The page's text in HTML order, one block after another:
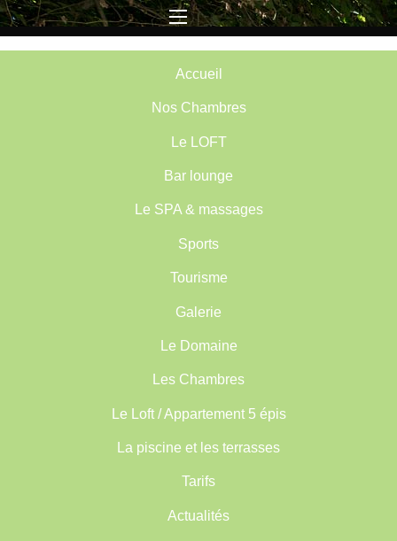
Menu
Accueil
Nos Chambres
Le LOFT
Bar lounge
Le SPA & massages
Sports
Tourisme
Galerie
Le Domaine
Les Chambres
Le Loft / Appartement 5 épis
La piscine et les terrasses
Tarifs
Actualités